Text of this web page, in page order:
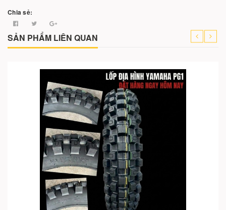
Chia sẻ:
SẢN PHẨM LIÊN QUAN
Cho vào giỏ hàng